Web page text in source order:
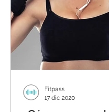
Fitpass
17 dic 2020